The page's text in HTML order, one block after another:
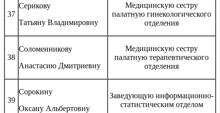
37
Серикову
Татьяну Владимировну
Медицинскую сестру
палатную гинекологического
отделения
38
Соломенникову
Анастасию Дмитриевну
Медицинскую сестру
палатную терапевтического
отделения
39
Сорокину
Оксану Альбертовну
Заведующую информационно-
статистическим отделом